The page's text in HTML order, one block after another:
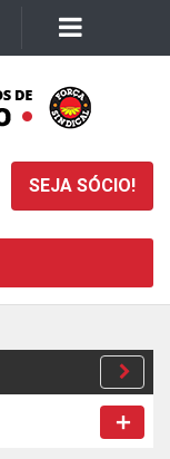
SEJA SÓCIO!